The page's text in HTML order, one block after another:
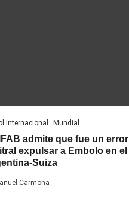
Internacional Mundial
admite que fue un error
expulsar a Embolo en el
Suiza
Carmona